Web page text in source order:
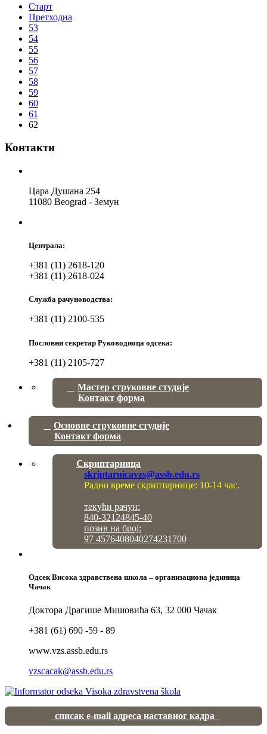
Старт
Претходна
53
54
55
56
57
58
59
60
61
62
Контакти
Цара Душана 254
11080 Beograd - Земун
Централа:
+381 (11) 2618-120
+381 (11) 2618-024
Служба рачуноводства:
+381 (11) 2100-535
Пословни секретар Руководиоца одсека:
+381 (11) 2105-727
Мастер струковне студије
Контакт форма
Основне струковне студије
Контакт форма
Скриптарница
skriptarnicavzs@assb.edu.rs
Радно време скриптарнице: 10-14 час.
текући рачун:
840-32124845-40
позив на број:
97 4576408040274231700
Одсек Висока здравствена школа – организациона јединица
Чачак
Доктора Драгише Мишовића 63, 32 000 Чачак
+381 (61) 690 -59 - 89
www.vzs.assb.edu.rs
vzscacak@assb.edu.rs
списак e-mail адреса наставног кадра